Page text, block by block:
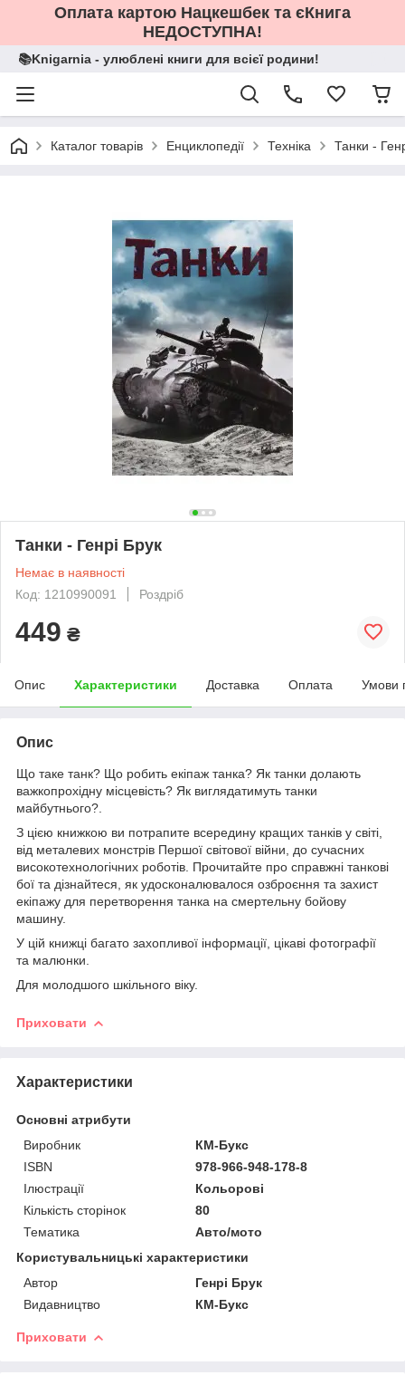
Оплата картою Нацкешбек та єКнига
НЕДОСТУПНА!
📚Knigarnia - улюблені книги для всієї родини!
Каталог товарів Енциклопедії Техніка Танки -
Танки - Генрі Брук
Немає в наявності
Код: 1210990091
Роздріб
449 ₴
Опис Характеристики Доставка Оплата Умови
Опис
Що таке танк? Що робить екіпаж танка? Як танки долають
важкопрохідну місцевість? Як виглядатимуть танки
майбутнього?.
З цією книжкою ви потрапите всередину кращих танків у світі,
від металевих монстрів Першої світової війни, до сучасних
високотехнологічних роботів. Прочитайте про справжні танкові
бої та дізнайтеся, як удосконалювалося озброєння та захист
екіпажу для перетворення танка на смертельну бойову
машину.
У цій книжці багато захопливої інформації, цікаві фотографії
та малюнки.
Для молодшого шкільного віку.
Приховати
Характеристики
Основні атрибути
Виробник
КМ-Букс
ISBN
978-966-948-178-8
Ілюстрації
Кольорові
Кількість сторінок
80
Тематика
Авто/мото
Користувальницькі характеристики
Автор
Генрі Брук
Видавництво
КМ-Букс
Приховати